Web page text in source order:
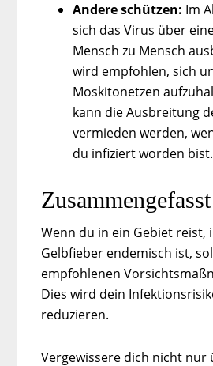
Andere schützen: Im
sich das Virus über
Mensch zu Mensch
wird empfohlen, sich
Moskitonetzen
kann die Ausbreitung
vermieden werden,
du infiziert worden bist.
Zusammengefasst
Wenn du in ein Gebiet reist,
Gelbfieber endemisch ist,
empfohlenen
Dies wird dein
reduzieren.
Vergewissere dich nicht nur